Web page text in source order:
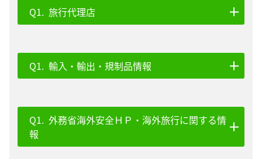
旅行代理店
輸入・輸出・規制品情報
外務省海外安全ＨＰ・海外旅行に関する情
報